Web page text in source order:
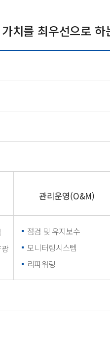
치를 최우선으로
관리운영(O&M)
점검 및 유지보수
모니터링시스템
리파워링